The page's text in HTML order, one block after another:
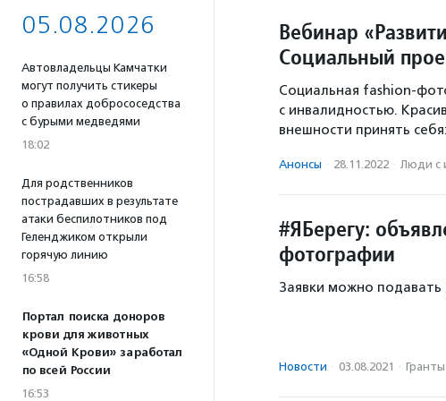
05.08.2026
Автовладельцы Камчатки
могут получить стикеры
о правилах добрососедства
с бурыми медведями
18:02
Для родственников
пострадавших в результате
атаки беспилотников под
Геленджиком открыли
горячую линию
16:58
Портал поиска доноров
крови для животных
«Одной Крови» заработал
по всей России
16:53
Вебинар
Социальный
Социальная fashion-
с инвалидностью.
внешности принять
Анонсы · 28.11.2022 · Люди с
#ЯБерегу:
фотографии
Заявки можно подавать
Новости · 03.08.2021 ·